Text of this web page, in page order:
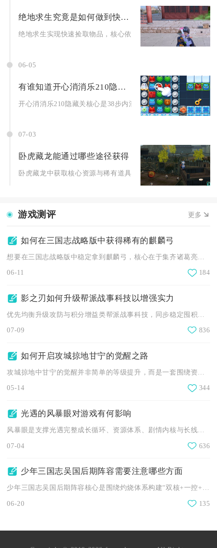
绝地求生究竟是如何做到快速捡取物品的
绝地求生实现快速捡取物品，核心依靠精细化拾取参数配置、
06-05
有谁知道开心消消乐210隐藏关怎么过
开心消消乐210隐藏关核心是38步内清14块积雪、孵12只小...
07-03
卧虎藏龙能通过哪些途径获得
卧虎藏龙中获取核心资源与稀有道具的途径主要围绕主线推进
游戏测评 更多
如何在三国志战略版中获得稀有的麒麟弓
06-11 184
影之刃如何升级帮派战事科技以增强实力
07-09 836
如何开启攻城掠地甘宁的觉醒之路
05-14 344
光遇的风暴眼对游戏有何影响
07-04 636
少年三国志吴国后期阵容需要注意哪些方面
少年三国志吴国后期阵容核心是围绕灼烧体系构建“双核+一控+一...
06-20 135